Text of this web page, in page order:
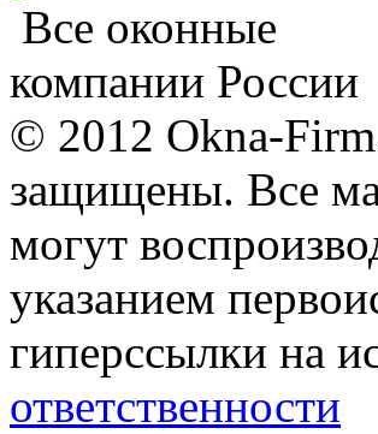
Все оконные
компании России
© 2012 Okna-
защищены. Все
могут
указанием
гиперссылки на
ответственности